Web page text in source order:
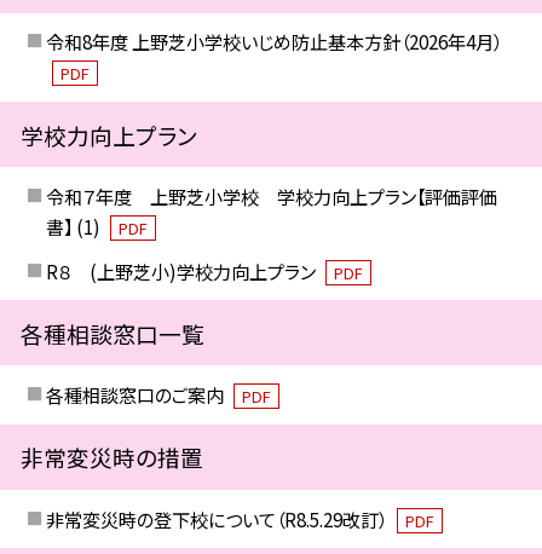
令和8年度 上野芝小学校いじめ防止基本方針（2026年4月）
PDF
学校力向上プラン
令和７年度 上野芝小学校 学校力向上プラン【評価評価
書】 (1)
PDF
R８ (上野芝小)学校力向上プラン PDF
各種相談窓口一覧
各種相談窓口のご案内 PDF
非常変災時の措置
非常変災時の登下校について（R8.5.29改訂） PDF